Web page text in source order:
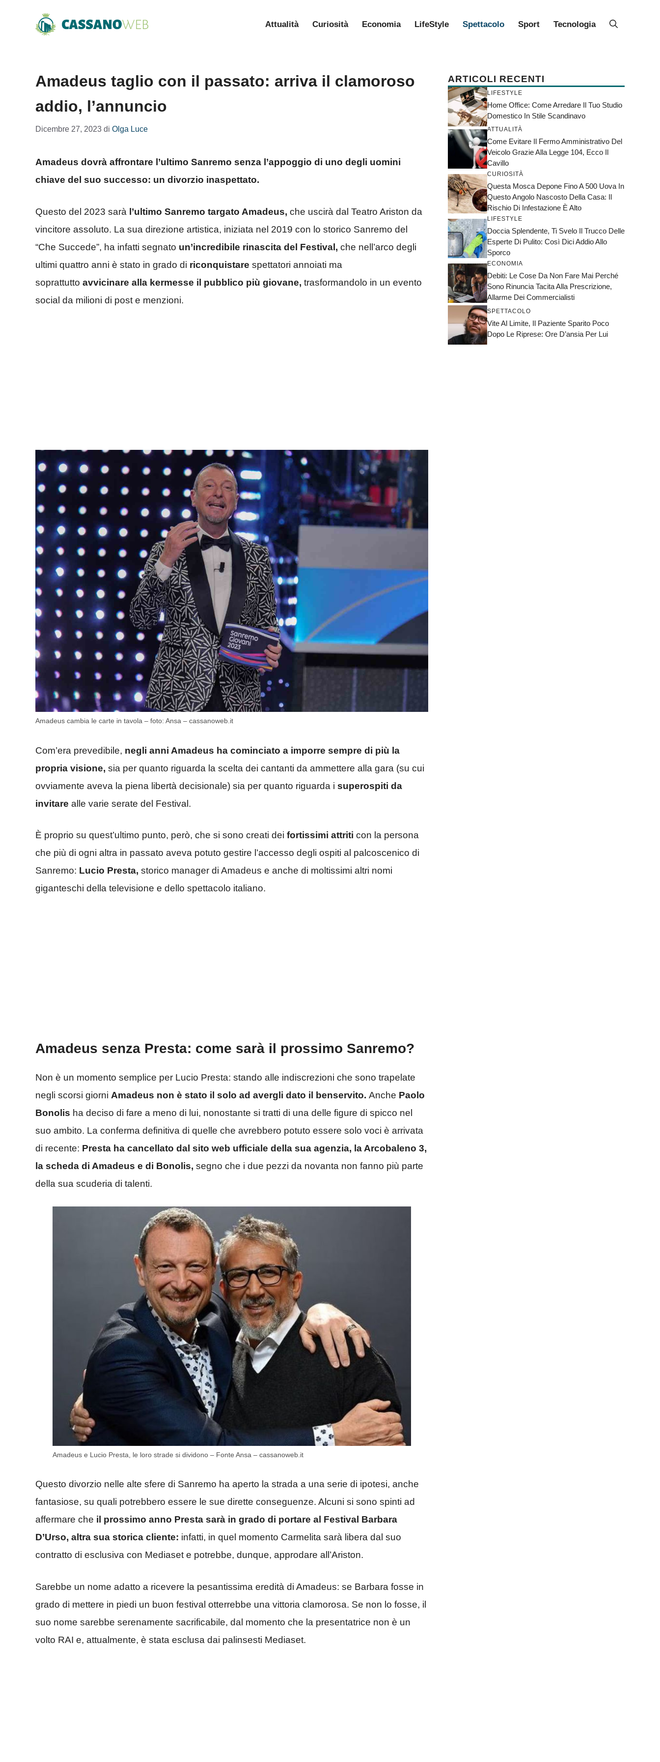
Attualità Curiosità Economia LifeStyle Spettacolo Sport Tecnologia
Amadeus taglio con il passato: arriva il clamoroso
addio, l’annuncio
Dicembre 27, 2023 di Olga Luce
Amadeus dovrà affrontare l’ultimo Sanremo senza l’appoggio di uno degli uomini
chiave del suo successo: un divorzio inaspettato.
Questo del 2023 sarà l’ultimo Sanremo targato Amadeus, che uscirà dal Teatro Ariston da
vincitore assoluto. La sua direzione artistica, iniziata nel 2019 con lo storico Sanremo del
“Che Succede”, ha infatti segnato un’incredibile rinascita del Festival, che nell’arco degli
ultimi quattro anni è stato in grado di riconquistare spettatori annoiati ma
soprattutto avvicinare alla kermesse il pubblico più giovane, trasformandolo in un evento
social da milioni di post e menzioni.
Amadeus cambia le carte in tavola – foto: Ansa – cassanoweb.it
Com’era prevedibile, negli anni Amadeus ha cominciato a imporre sempre di più la
propria visione, sia per quanto riguarda la scelta dei cantanti da ammettere alla gara (su cui
ovviamente aveva la piena libertà decisionale) sia per quanto riguarda i superospiti da
invitare alle varie serate del Festival.
È proprio su quest’ultimo punto, però, che si sono creati dei fortissimi attriti con la persona
che più di ogni altra in passato aveva potuto gestire l’accesso degli ospiti al palcoscenico di
Sanremo: Lucio Presta, storico manager di Amadeus e anche di moltissimi altri nomi
giganteschi della televisione e dello spettacolo italiano.
Amadeus senza Presta: come sarà il prossimo Sanremo?
Non è un momento semplice per Lucio Presta: stando alle indiscrezioni che sono trapelate
negli scorsi giorni Amadeus non è stato il solo ad avergli dato il benservito. Anche Paolo
Bonolis ha deciso di fare a meno di lui, nonostante si tratti di una delle figure di spicco nel
suo ambito. La conferma definitiva di quelle che avrebbero potuto essere solo voci è arrivata
di recente: Presta ha cancellato dal sito web ufficiale della sua agenzia, la Arcobaleno 3,
la scheda di Amadeus e di Bonolis, segno che i due pezzi da novanta non fanno più parte
della sua scuderia di talenti.
Amadeus e Lucio Presta, le loro strade si dividono – Fonte Ansa – cassanoweb.it
Questo divorzio nelle alte sfere di Sanremo ha aperto la strada a una serie di ipotesi, anche
fantasiose, su quali potrebbero essere le sue dirette conseguenze. Alcuni si sono spinti ad
affermare che il prossimo anno Presta sarà in grado di portare al Festival Barbara
D’Urso, altra sua storica cliente: infatti, in quel momento Carmelita sarà libera dal suo
contratto di esclusiva con Mediaset e potrebbe, dunque, approdare all’Ariston.
Sarebbe un nome adatto a ricevere la pesantissima eredità di Amadeus: se Barbara fosse in
grado di mettere in piedi un buon festival otterrebbe una vittoria clamorosa. Se non lo fosse, il
suo nome sarebbe serenamente sacrificabile, dal momento che la presentatrice non è un
volto RAI e, attualmente, è stata esclusa dai palinsesti Mediaset.
ARTICOLI RECENTI
LIFESTYLE
Home Office: Come Arredare Il Tuo Studio
Domestico In Stile Scandinavo
ATTUALITÀ
Come Evitare Il Fermo Amministrativo Del
Veicolo Grazie Alla Legge 104, Ecco Il
Cavillo
CURIOSITÀ
Questa Mosca Depone Fino A 500 Uova In
Questo Angolo Nascosto Della Casa: Il
Rischio Di Infestazione È Alto
LIFESTYLE
Doccia Splendente, Ti Svelo Il Trucco Delle
Esperte Di Pulito: Così Dici Addio Allo
Sporco
ECONOMIA
Debiti: Le Cose Da Non Fare Mai Perché
Sono Rinuncia Tacita Alla Prescrizione,
Allarme Dei Commercialisti
SPETTACOLO
Vite Al Limite, Il Paziente Sparito Poco
Dopo Le Riprese: Ore D’ansia Per Lui